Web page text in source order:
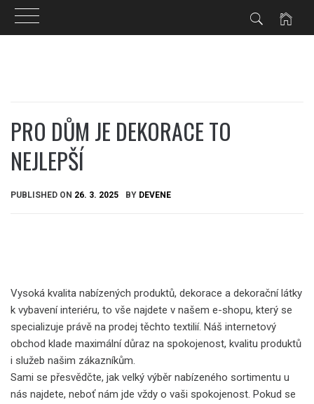
PRO DŮM JE DEKORACE TO
NEJLEPŠÍ
PUBLISHED ON 26. 3. 2025 BY DEVENE
Vysoká kvalita nabízených produktů, dekorace a dekorační látky
k vybavení interiéru, to vše najdete v našem e-shopu, který se
specializuje právě na prodej těchto textilií. Náš internetový
obchod klade maximální důraz na spokojenost, kvalitu produktů
i služeb našim zákazníkům.
Sami se přesvědčte, jak velký výběr nabízeného sortimentu u
nás najdete, neboť nám jde vždy o vaši spokojenost. Pokud se